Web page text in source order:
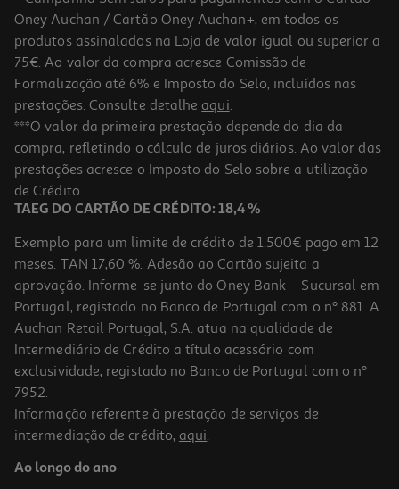
-11%
Lápis Grafite 4b Auchan 3 Unidades
0.79 €/un
Price reduced from
0,89 €to
0,79 €
Promoção
-11%
Conjunto De 3 Lápis Auchan Grafite 2b
0.79 €/un
Oney Auchan / Cartão Oney Auchan+, em todos os
produtos assinalados na Loja de valor igual ou superior a
75€. Ao valor da compra acresce Comissão de
Formalização até 6% e Imposto do Selo, incluídos nas
prestações. Consulte detalhe aqui.
***O valor da primeira prestação depende do dia da
compra, refletindo o cálculo de juros diários. Ao valor das
prestações acresce o Imposto do Selo sobre a utilização
de Crédito.
TAEG DO CARTÃO DE CRÉDITO: 18,4 %
Exemplo para um limite de crédito de 1.500€ pago em 12
meses. TAN 17,60 %. Adesão ao Cartão sujeita a
aprovação. Informe-se junto do Oney Bank – Sucursal em
Portugal, registado no Banco de Portugal com o nº 881. A
Auchan Retail Portugal, S.A. atua na qualidade de
Intermediário de Crédito a título acessório com
exclusividade, registado no Banco de Portugal com o nº
7952.
Informação referente à prestação de serviços de
intermediação de crédito, aqui.
Ao longo do ano